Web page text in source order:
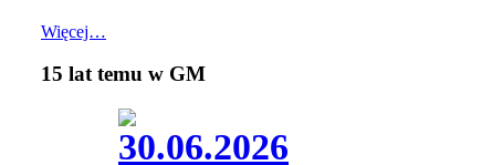
Więcej…
15 lat temu w GM